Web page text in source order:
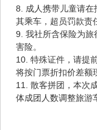
8. 成人携带儿童请在
其乘车，超员罚款责
9. 我社所含保险为
害险。
10. 特殊证件，请提
将按门票折扣价差额
11. 散客拼团，本次
体成团人数调整旅游